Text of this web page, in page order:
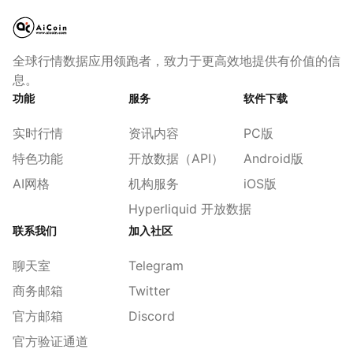
全球行情数据应用领跑者，致力于更高效地提供有价值的信
息。
功能
实时行情
特色功能
AI网格
服务
资讯内容
开放数据（API）
机构服务
Hyperliquid 开放数据
软件下载
PC版
Android版
iOS版
联系我们
聊天室
商务邮箱
官方邮箱
官方验证通道
加入社区
Telegram
Twitter
Discord